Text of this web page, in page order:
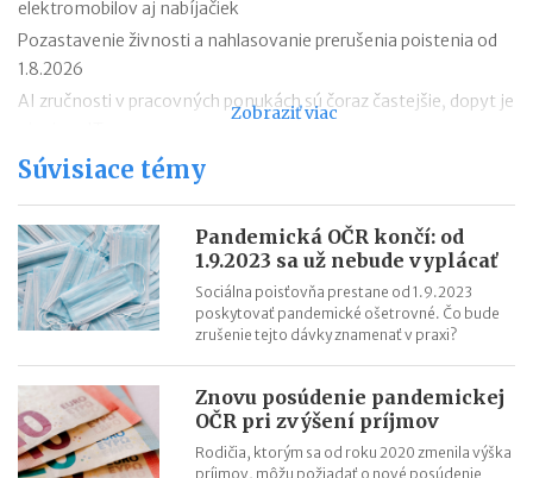
elektromobilov aj nabíjačiek
Pozastavenie živnosti a nahlasovanie prerušenia poistenia od
1.8.2026
AI zručnosti v pracovných ponukách sú čoraz častejšie, dopyt je
Návrat z dovolenky mimo EÚ: čo si možno priniesť bez platenia
Nové pravidlá EÚ v leteckej doprave: zlepšenie práv pre
cestujúcich
Riziká lacného „značkového“ tovaru: strata peňazí aj ohrozenie
zdravia
Nové pravidlá kontroly PZP od 1.8.2026
termíny po skončení školského roka
OČR cez letné prázdniny a zmena tlačiva v roku 2026
Zobraziť viac
Súvisiace témy
Pandemická OČR končí: od
1.9.2023 sa už nebude vyplácať
Sociálna poisťovňa prestane od 1.9.2023
poskytovať pandemické ošetrovné. Čo bude
zrušenie tejto dávky znamenať v praxi?
Znovu posúdenie pandemickej
OČR pri zvýšení príjmov
Rodičia, ktorým sa od roku 2020 zmenila výška
príjmov, môžu požiadať o nové posúdenie